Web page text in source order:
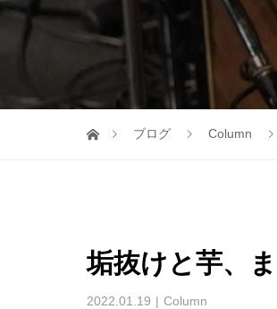
ブログ Column
垢抜けと芋、
2022.01.19 Column